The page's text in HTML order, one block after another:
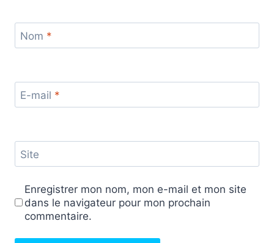
Nom *
E-mail *
Site
Enregistrer mon nom, mon e-mail et mon site
dans le navigateur pour mon prochain
commentaire.